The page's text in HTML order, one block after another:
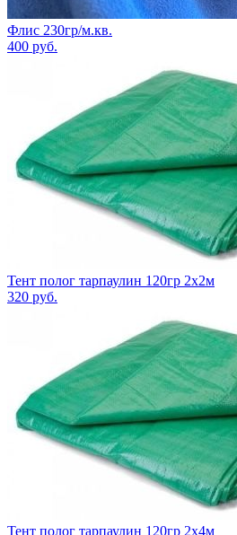
Флис 230гр/м.кв.
400 руб.
Тент полог тарпаулин 120гр 2х2м
320 руб.
Тент полог тарпаулин 120гр 2х4м